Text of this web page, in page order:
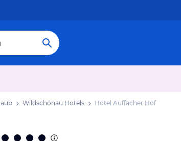
Wildschönau Hotels Hotel Auffacher Hof